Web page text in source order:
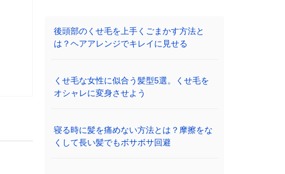
後頭部のくせ毛を上手くごまかす方法と
は？ヘアアレンジでキレイに見せる
くせ毛な女性に似合う髪型5選。くせ毛を
オシャレに変身させよう
寝る時に髪を痛めない方法とは？摩擦をな
くして長い髪でもボサボサ回避